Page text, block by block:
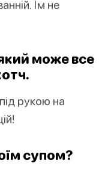
Їм не
може все
рукою на
супом?